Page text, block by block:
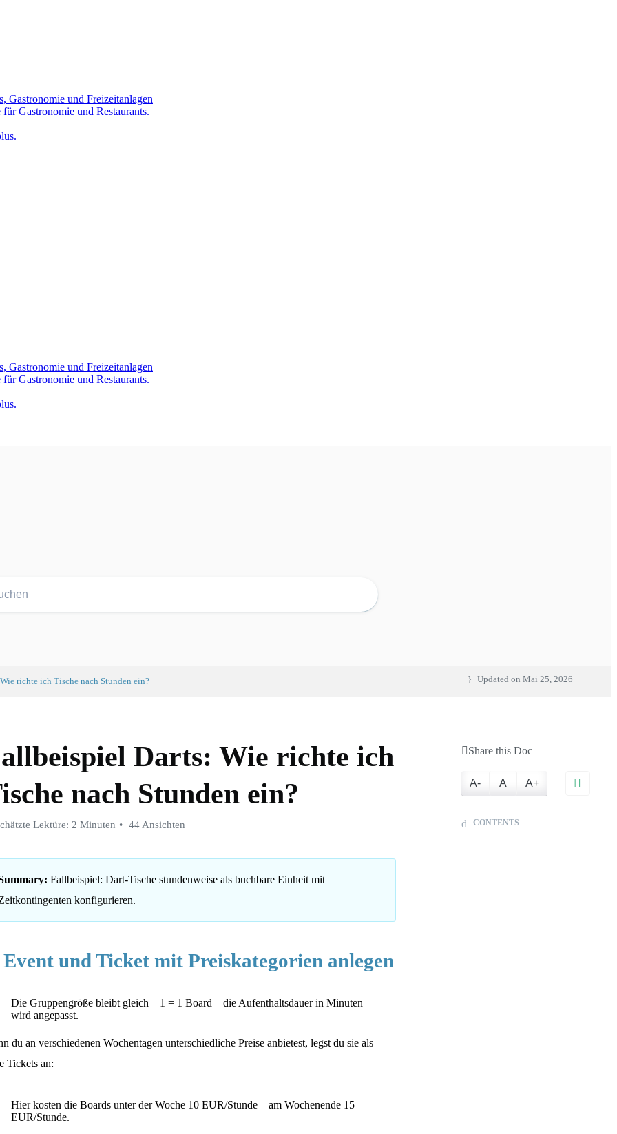
Gastronomie und Freizeitanlagen
Gastronomie und Restaurants.
Gastronomie und Freizeitanlagen
Gastronomie und Restaurants.
richte ich Tische nach Stunden ein? Updated on Mai 25, 2026
Darts: Wie richte ich
nach Stunden ein?
Lektüre: 2 Minuten 44 Ansichten
Fallbeispiel: Dart-Tische stundenweise als buchbare Einheit mit
konfigurieren.
Event und Ticket mit Preiskategorien anlegen
Die Gruppengröße bleibt gleich – 1 = 1 Board – die Aufenthaltsdauer in Minuten
wird angepasst.
du an verschiedenen Wochentagen unterschiedliche Preise anbietest, legst du sie als
Tickets an:
Hier kosten die Boards unter der Woche 10 EUR/Stunde – am Wochenende 15
EUR/Stunde.
Share this Doc
A- A A+
CONTENTS